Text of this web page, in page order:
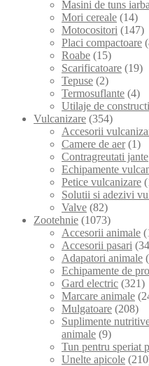
Masini de tuns iarba
Mori cereale (14)
Motocositori (147)
Placi compactoare
Roabe (15)
Scarificatoare (19)
Tepuse (2)
Termosuflante (4)
Utilaje de
Vulcanizare (354)
Accesorii
Camere de aer (1)
Contragreutati jante
Echipamente
Petice vulcanizare
Solutii si adezivi
Valve (82)
Zootehnie (1073)
Accesorii animale
Accesorii pasari
Adapatori animale
Echipamente de
Gard electric (321)
Marcare animale
Mulgatoare (208)
Suplimente
animale (9)
Tun pentru speriat
Unelte apicole